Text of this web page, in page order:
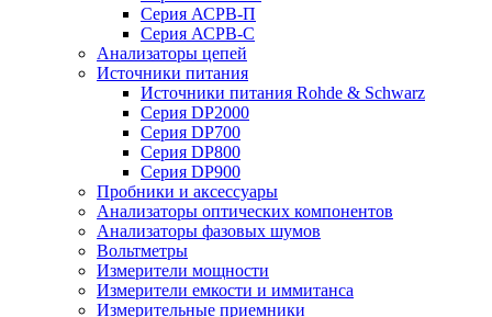
Серия АСРВ-П
Серия АСРВ-С
Анализаторы цепей
Источники питания
Источники питания Rohde & Schwarz
Серия DP2000
Серия DP700
Серия DP800
Серия DP900
Пробники и аксессуары
Анализаторы оптических компонентов
Анализаторы фазовых шумов
Вольтметры
Измерители мощности
Измерители емкости и иммитанса
Измерительные приемники